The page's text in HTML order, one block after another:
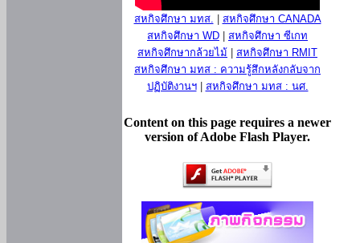
สหกิจศึกษา มทส.
สหกิจศึกษา CANADA
สหกิจศึกษา WD
สหกิจศึกษา ซีเกท
สหกิจศึกษากล้วยไม้
สหกิจศึกษา RMIT
สหกิจศึกษา มทส : ความรู้สึกหลังกลับจาก
ปฏิบัติงานฯ| สหกิจศึกษา มทส : นศ.
Content on this page requires a newer
version of Adobe Flash Player.